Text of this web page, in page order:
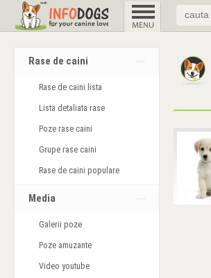
Rase de caini
Rase de caini lista
Lista detaliata rase
Poze rase caini
Grupe rase caini
Rase de caini populare
Media
Galerii poze
Poze amuzante
Video youtube